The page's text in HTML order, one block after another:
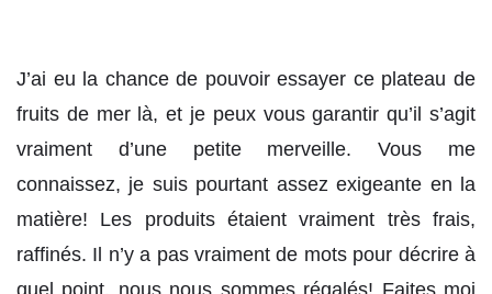
J’ai eu la chance de pouvoir essayer ce plateau de
fruits de mer là, et je peux vous garantir qu’il s’agit
vraiment d’une petite merveille. Vous me
connaissez, je suis pourtant assez exigeante en la
matière! Les produits étaient vraiment très frais,
raffinés. Il n’y a pas vraiment de mots pour décrire à
quel point, nous nous sommes régalés! Faites moi